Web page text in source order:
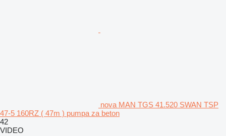
nova MAN TGS 41.520 SWAN TSP
47-5 160RZ ( 47m ) pumpa za beton
42
VIDEO